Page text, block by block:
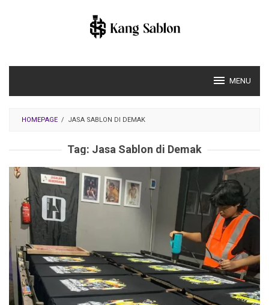
MENU
HOMEPAGE / JASA SABLON DI DEMAK
Tag: Jasa Sablon di Demak